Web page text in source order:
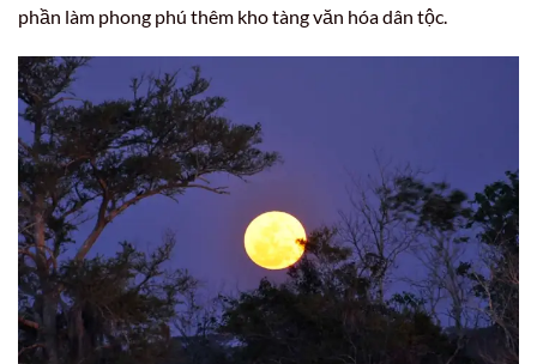
phần làm phong phú thêm kho tàng văn hóa dân tộc.